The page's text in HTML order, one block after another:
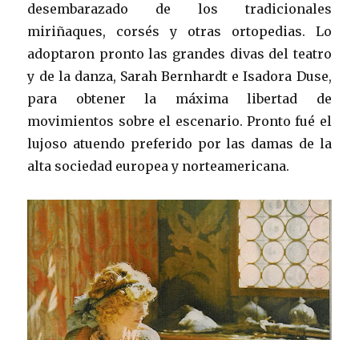
desembarazado de los tradicionales
miriñaques, corsés y otras ortopedias. Lo
adoptaron pronto las grandes divas del teatro
y de la danza, Sarah Bernhardt e Isadora Duse,
para obtener la máxima libertad de
movimientos sobre el escenario. Pronto fué el
lujoso atuendo preferido por las damas de la
alta sociedad europea y norteamericana.